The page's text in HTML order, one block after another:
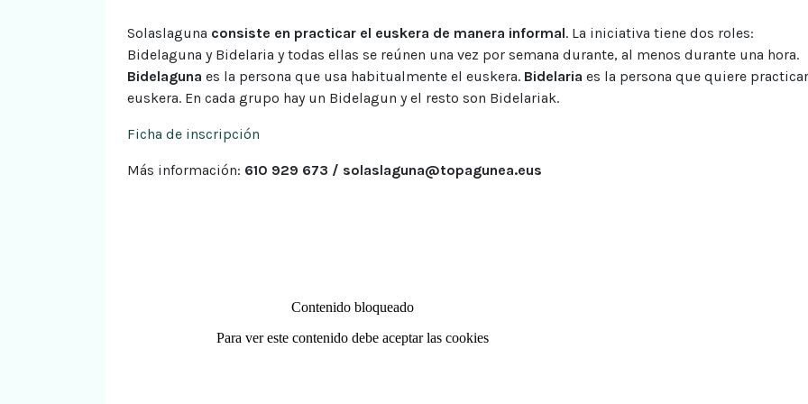
Solaslaguna consiste en practicar el euskera de manera informal. La iniciativa tiene dos roles:
Bidelaguna y Bidelaria y todas ellas se reúnen una vez por semana durante, al menos durante una hora.
Bidelaguna es la persona que usa habitualmente el euskera. Bidelaria es la persona que quiere practicar
euskera. En cada grupo hay un Bidelagun y el resto son Bidelariak.
Ficha de inscripción
Más información: 610 929 673 / solaslaguna@topagunea.eus